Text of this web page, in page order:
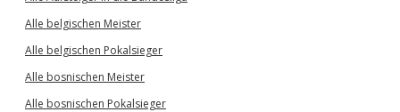
Alle belgischen Meister
Alle belgischen Pokalsieger
Alle bosnischen Meister
Alle bosnischen Pokalsieger